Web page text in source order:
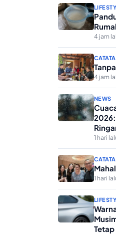
4 jam
4 jam
NEWS
1 hari
1 hari